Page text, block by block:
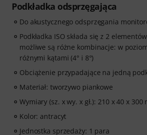
Podkładka odsprzęgająca
Do akustycznego odsprzęgania
Podkładka ISO składa się z 2
możliwe są różne kombinacje: w
różnymi kątami (4° i 8°)
Obciążenie przypadające na jedną
Materiał: tworzywo piankowe
Wymiary (sz. x wy. x gł.): 210 x 40 x 300
Kolor: antracyt
Jednostka sprzedaży: 1 para